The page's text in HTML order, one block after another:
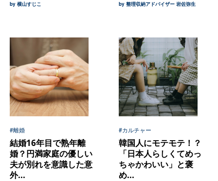
by 横山すじこ by 整理収納アドバイザー 岩佐弥生
#離婚
結婚16年目で熟年離
婚？円満家庭の優しい
夫が別れを意識した意
外...
#カルチャー
韓国人にモテモテ！？
「日本人らしくてめっ
ちゃかわいい」と褒
め...